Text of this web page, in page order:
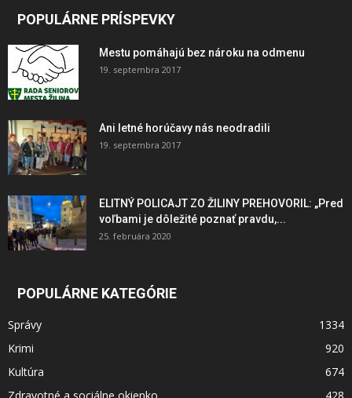
POPULÁRNE PRÍSPEVKY
Mestu pomáhajú bez nároku na odmenu
19. septembra 2017
Ani letné horúčavy nás neodradili
19. septembra 2017
ELITNÝ POLICAJT ZO ŽILINY PREHOVORIL: „Pred
voľbami je dôležité poznať pravdu,...
25. februára 2020
POPULÁRNE KATEGÓRIE
Správy
1334
Krimi
920
Kultúra
674
Zdravotné a sociálne okienko
428